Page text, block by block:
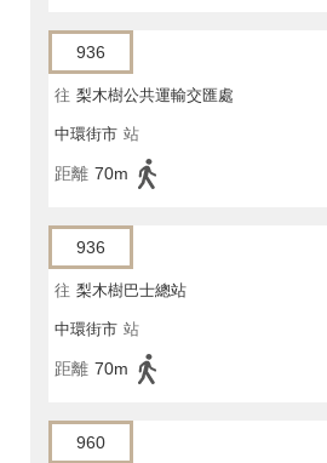
936
往 梨木樹公共運輸交匯處
中環街市 站
距離 70m
936
往 梨木樹巴士總站
中環街市 站
距離 70m
960